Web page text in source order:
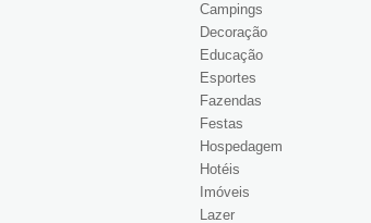
Campings
Decoração
Educação
Esportes
Fazendas
Festas
Hospedagem
Hotéis
Imóveis
Lazer